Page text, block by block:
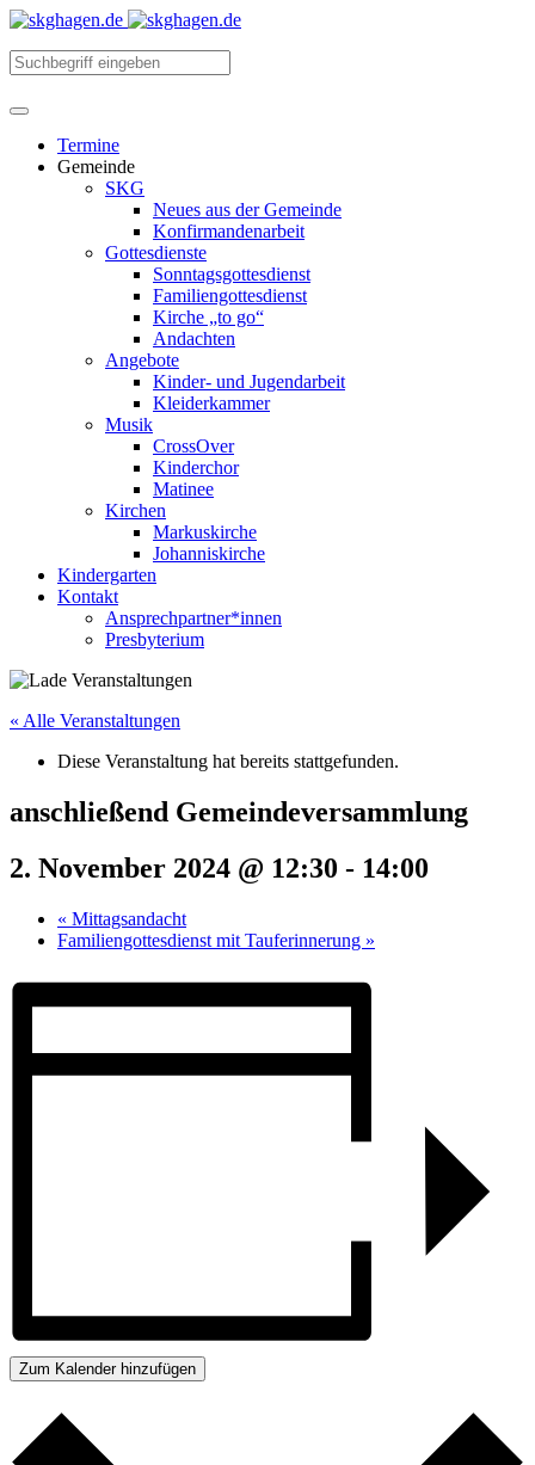
Termine
Gemeinde
SKG
Neues aus der Gemeinde
Konfirmandenarbeit
Gottesdienste
Sonntagsgottesdienst
Familiengottesdienst
Kirche „to go“
Andachten
Angebote
Kinder- und Jugendarbeit
Kleiderkammer
Musik
CrossOver
Kinderchor
Matinee
Kirchen
Markuskirche
Johanniskirche
Kindergarten
Kontakt
Ansprechpartner*innen
Presbyterium
« Alle Veranstaltungen
Diese Veranstaltung hat bereits stattgefunden.
anschließend Gemeindeversammlung
2. November 2024 @ 12:30 - 14:00
« Mittagsandacht
Familiengottesdienst mit Tauferinnerung »
Zum Kalender hinzufügen